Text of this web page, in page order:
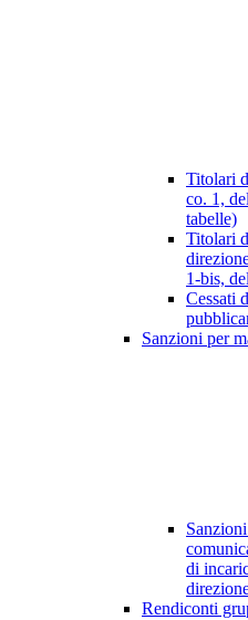
Titolari
co. 1,
tabelle)
Titolari
1-bis,
Cessati
Sanzioni per
di
Rendiconti